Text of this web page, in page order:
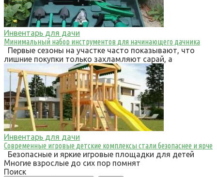
Инвентарь для дачи
Минимальный набор инструментов для начинающего дачника
Первые сезоны на участке часто показывают, что
лишние покупки только захламляют сарай, а
Инвентарь для дачи
Современные игровые детские комплексы стали безопаснее и ярче
Безопасные и яркие игровые площадки для детей
Многие взрослые до сих пор помнят
Поиск